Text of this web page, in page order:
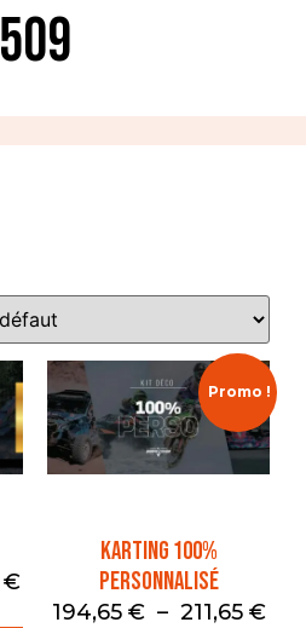
509
€
Promo !
Karting 100%
Personnalisé
194,65 € – 211,65 €